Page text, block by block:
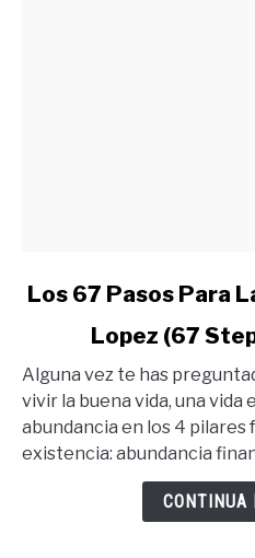
link
67
Pasos
Para
Los 67 Pasos Para
Lopez (67
Alguna vez te has
vivir la buena vida, una vida
abundancia en los 4 pilares
existencia: abundancia
CONTINUA